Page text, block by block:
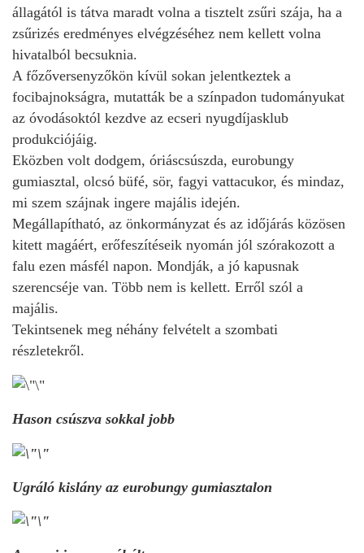
állagától is tátva maradt volna a tisztelt zsűri szája, ha a
zsűrizés eredményes elvégzéséhez nem kellett volna
hivatalból becsuknia.
A főzőversenyzőkön kívül sokan jelentkeztek a
focibajnokságra, mutatták be a színpadon tudományukat
az óvodásoktól kezdve az ecseri nyugdíjasklub
produkciójáig.
Eközben volt dodgem, óriáscsúszda, eurobungy
gumiasztal, olcsó büfé, sör, fagyi vattacukor, és mindaz,
mi szem szájnak ingere majális idején.
Megállapítható, az önkormányzat és az időjárás közösen
kitett magáért, erőfeszítéseik nyomán jól szórakozott a
falu ezen másfél napon. Mondják, a jó kapusnak
szerencséje van. Több nem is kellett. Erről szól a
majális.
Tekintsenek meg néhány felvételt a szombati
részletekről.
Hason csúszva sokkal jobb
Ugráló kislány az eurobungy gumiasztalon